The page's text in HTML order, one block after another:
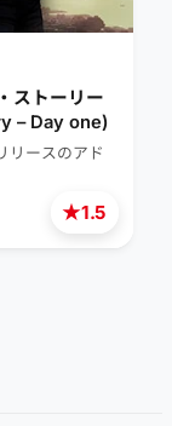
★1.5
ストーリー
– Day one)
リースのアド